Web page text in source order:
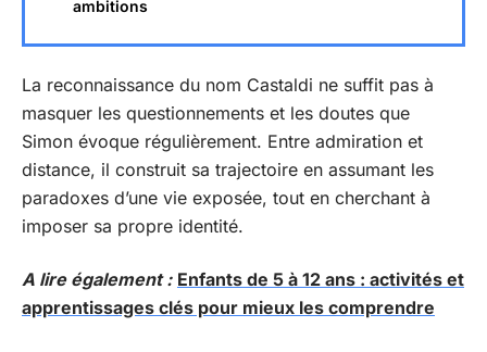
ambitions
La reconnaissance du nom Castaldi ne suffit pas à
masquer les questionnements et les doutes que
Simon évoque régulièrement. Entre admiration et
distance, il construit sa trajectoire en assumant les
paradoxes d’une vie exposée, tout en cherchant à
imposer sa propre identité.
A lire également : Enfants de 5 à 12 ans : activités et
apprentissages clés pour mieux les comprendre